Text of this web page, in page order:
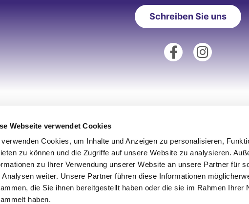
Webseite verwendet Cookies
Cookies, um Inhalte und Anzeigen zu personalisieren,
zu können und die Zugriffe auf unsere Website zu analysieren.
zu Ihrer Verwendung unserer Website an unsere Partner für
Analysen weiter. Unsere Partner führen diese Informationen
die Sie ihnen bereitgestellt haben oder die sie im Rahmen Ihrer
haben.
Schreiben Sie uns
Über uns
Impressum
AGB / Widerrufsrecht
Datenschutz
Standort
Standort Aachen
Standort Köln
Standort